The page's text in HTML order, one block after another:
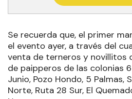
Se recuerda que, el primer
el evento ayer, a través del
venta de terneros y novillitos
de paipperos de las colonias
Junio, Pozo Hondo, 5 Palmas,
Norte, Ruta 28 Sur, El